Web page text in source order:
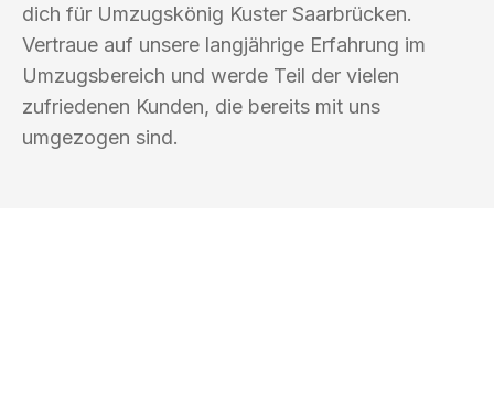
dich für Umzugskönig Kuster Saarbrücken.
Vertraue auf unsere langjährige Erfahrung im
Umzugsbereich und werde Teil der vielen
zufriedenen Kunden, die bereits mit uns
umgezogen sind.